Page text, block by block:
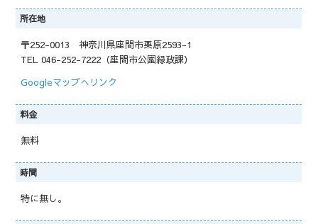
所在地
〒252-0013 神奈川県座間市栗原2593-1
TEL 046-252-7222（座間市公園緑政課）
Googleマップへリンク
料金
無料
時間
特に無し。